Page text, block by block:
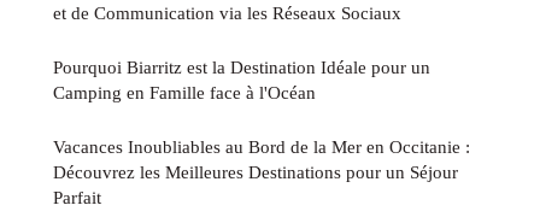
et de Communication via les Réseaux Sociaux
Pourquoi Biarritz est la Destination Idéale pour un
Camping en Famille face à l'Océan
Vacances Inoubliables au Bord de la Mer en Occitanie :
Découvrez les Meilleures Destinations pour un Séjour
Parfait